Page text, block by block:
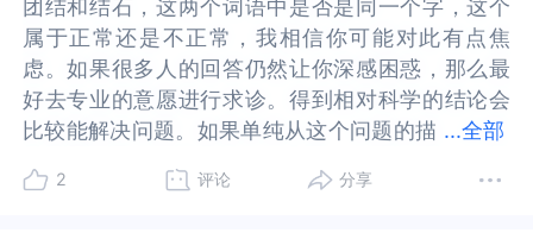
错误、修正错误，而是唤醒孩子内在的自驱力‌。当
你不再用焦虑的剪刀修剪孩子的枝丫，他反而会朝
着阳光自己找到生长的方向。‌
错误、修正错误，而是唤醒孩子内在的自驱力‌。当
你不再用焦虑的剪刀修剪孩子的枝丫，他反而会朝
着阳光自己找到生长的方向。‌
耐心，同音字的学习需要反复强化，家长需避免急
躁，用鼓励代替批评。
耐心，同音字的学习需要反复强化，家长需避免急
躁，用鼓励代替批评。
孩子要快速说出这个“结”的意思，或者用这个“结”再
组一个不同意思的词。还可以做字卡，把“结”和它
的同音字（如果有的话，像“洁”“杰”等）放在一起，
让孩子辨别并组词，增加趣味性的同时加深记忆。
4.结合生活实例在生活中看到相关场景就和孩子交
流，比如看到工人团结协作干活，就说“你看大家很
团结，‘团结’的‘结’是把大家连在一起的意思”；看到
速说出这个“结”的意思，或者用这个“结”再组一个不
同意思的词。还可以做字卡，把“结”和它的同音字
（如果有的话，像“洁”“杰”等）放在一起，让孩子辨
别并组词，增加趣味性的同时加深记忆。4.结合生
活实例在生活中看到相关场景就和孩子交流，比如
看到工人团结协作干活，就说“你看大家很团结，‘团
结’的‘结’是把大家连在一起的意思”；看到体检单上
...全部
团结和结石，这两个词语中是否是同一个字，这个
属于正常还是不正常，我相信你可能对此有点焦
虑。如果很多人的回答仍然让你深感困惑，那么最
好去专业的意愿进行求诊。得到相对科学的结论会
比较能解决问题。如果单纯从这个问题的描
候开始识字的？现在二年级，识字量大约达到了多
团结和结石，这两个词语中是否是同一个字，这个
属于正常还是不正常，我相信你可能对此有点焦
虑。如果很多人的回答仍然让你深感困惑，那么最
好去专业的意愿进行求诊。得到相对科学的结论会
比较能解决问题。如果单纯从这个问题的描述来
始识字的？现在二年级，识字量大约达到了多少
2 评论 分享